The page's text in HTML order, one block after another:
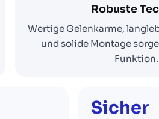
Robuste
Wertige Gelenkarme,
und solide Montage
Funktion.
Sicher